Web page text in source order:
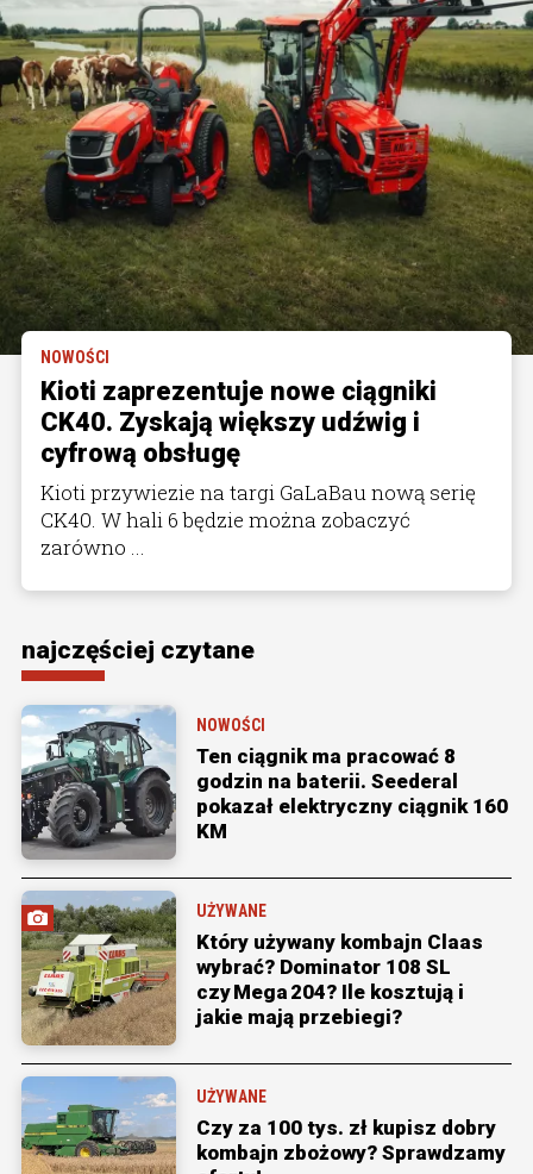
NOWOŚCI
Kioti zaprezentuje nowe ciągniki
CK40. Zyskają większy udźwig i
cyfrową obsługę
Kioti przywiezie na targi GaLaBau nową serię
CK40. W hali 6 będzie można zobaczyć
zarówno ...
najczęściej czytane
NOWOŚCI
Ten ciągnik ma pracować 8
godzin na baterii. Seederal
pokazał elektryczny ciągnik 160
KM
UŻYWANE
Który używany kombajn Claas
wybrać? Dominator 108 SL
czy Mega 204? Ile kosztują i
jakie mają przebiegi?
UŻYWANE
Czy za 100 tys. zł kupisz dobry
kombajn zbożowy? Sprawdzamy